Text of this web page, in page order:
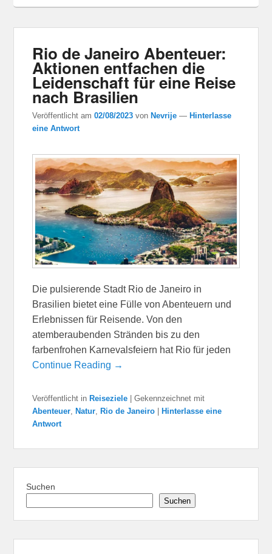
Rio de Janeiro Abenteuer:
Aktionen entfachen die
Leidenschaft für eine Reise
nach Brasilien
Veröffentlicht am02/08/2023 von Nevrije — Hinterlasse
eine Antwort
Die pulsierende Stadt Rio de Janeiro in
Brasilien bietet eine Fülle von Abenteuern und
Erlebnissen für Reisende. Von den
atemberaubenden Stränden bis zu den
farbenfrohen Karnevalsfeiern hat Rio für jeden
Continue Reading →
Veröffentlicht in Reiseziele |Gekennzeichnet mit
Abenteuer, Natur, Rio de Janeiro
Hinterlasse eine
Antwort
Suchen
Suchen